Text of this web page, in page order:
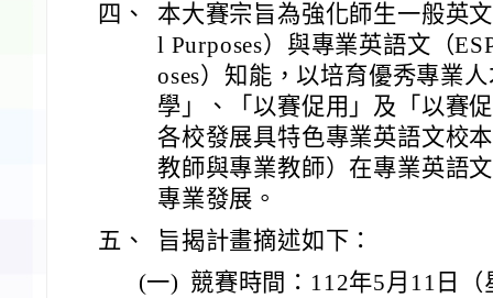
四、
本大賽宗旨為強化師生一般英
l Purposes）與專業英語文（
oses）知能，以培育優秀專業
學」、「以賽促用」及「以賽
各校發展具特色專業英語文校
教師與專業教師）在專業英語
專業發展。
五、
旨揭計畫摘述如下：
(一) 競賽時間：112年5月11日（